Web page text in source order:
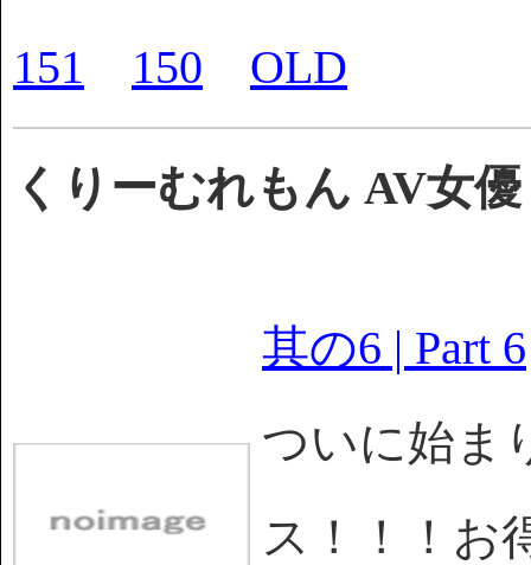
151
150 OLD
くりーむれもん AV女
其の6 | Part 6
ついに始ま
ス！！！お